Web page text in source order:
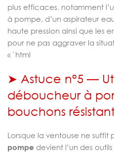
plus efficaces, notamment
à pompe, d’un aspirateur
haute pression ainsi que les
pour ne pas aggraver la
« `html
➤ Astuce n°5 —
déboucheur à
bouchons
Lorsque la ventouse ne suffit
pompe devient l’un des